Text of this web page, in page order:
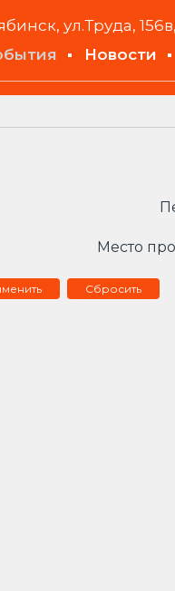
ул.Труда,
Новости
Место
Сбросить